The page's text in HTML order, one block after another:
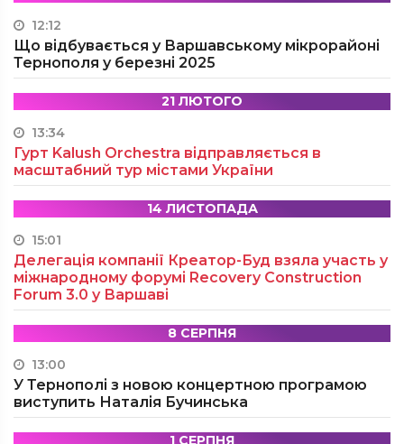
12:12
Що відбувається у Варшавському мікрорайоні
Тернополя у березні 2025
21 ЛЮТОГО
13:34
Гурт Kalush Orchestra відправляється в
масштабний тур містами України
14 ЛИСТОПАДА
15:01
Делегація компанії Креатор-Буд взяла участь у
міжнародному форумі Recovery Construction
Forum 3.0 у Варшаві
8 СЕРПНЯ
13:00
У Тернополі з новою концертною програмою
виступить Наталія Бучинська
1 СЕРПНЯ